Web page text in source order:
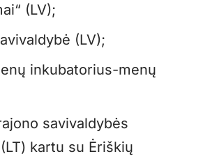
(LV);
(LV);
inkubatorius-menų
savivaldybės
kartu su Ėriškių